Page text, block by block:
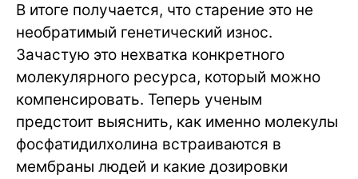
В итоге получается, что старение это не
необратимый генетический износ.
Зачастую это нехватка конкретного
молекулярного ресурса, который можно
компенсировать. Теперь ученым
предстоит выяснить, как именно молекулы
фосфатидилхолина встраиваются в
мембраны людей и какие дозировки